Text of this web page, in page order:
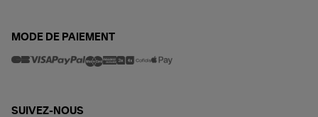
MODE DE PAIEMENT
SUIVEZ-NOUS